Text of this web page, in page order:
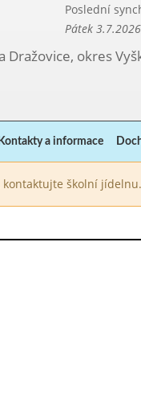
Poslední
Pátek
Dražovice, okres
Kontakty a informace
školní jídelnu.